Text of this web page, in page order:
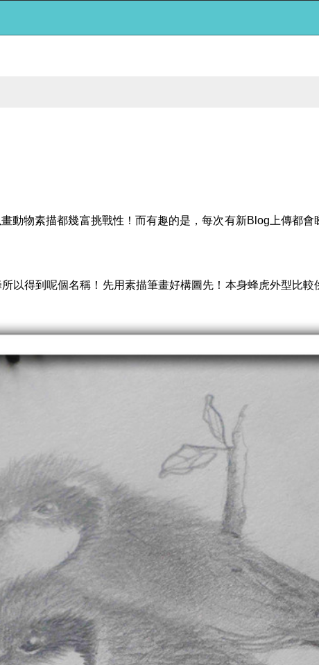
動物素描都幾富挑戰性！而有趣的是，每次有新Blog上傳都
以得到呢個名稱！先用素描筆畫好構圖先！本身蜂虎外型比